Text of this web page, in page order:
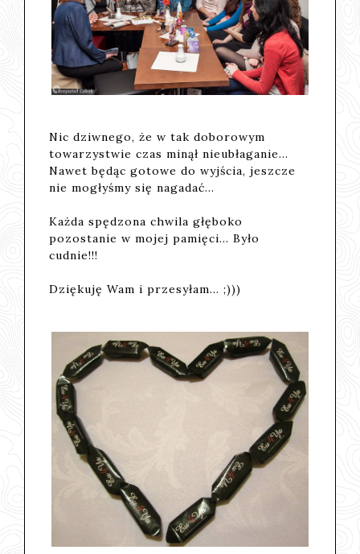
Nic dziwnego, że w tak doborowym
towarzystwie czas minął nieubłaganie...
Nawet będąc gotowe do wyjścia, jeszcze
nie mogłyśmy się nagadać...
Każda spędzona chwila głęboko
pozostanie w mojej pamięci... Było
cudnie!!!
Dziękuję Wam i przesyłam... ;)))